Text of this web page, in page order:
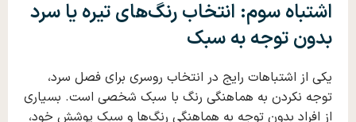
اشتباه سوم: انتخاب رنگ‌های تیره یا سرد
بدون توجه به سبک
یکی از اشتباهات رایج در انتخاب روسری برای فصل سرد،
توجه نکردن به هماهنگی رنگ با سبک شخصی است. بسیاری
از افراد بدون توجه به هماهنگی رنگ‌ها و سبک پوشش خود،